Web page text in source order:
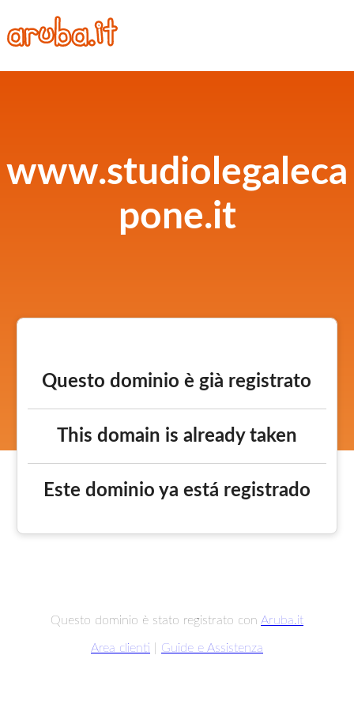
www.studiolegaleca
pone.it
Questo dominio è già registrato
This domain is already taken
Este dominio ya está registrado
Questo dominio è stato registrato con Aruba.it
Area clienti Guide e Assistenza